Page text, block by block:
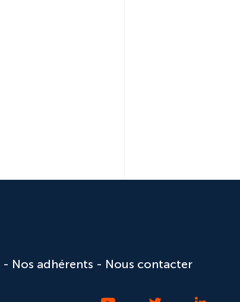
Nos adhérents Nous contacter